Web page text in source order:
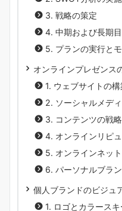
3. 戦略の策定
4. 中期および長期
5. プランの実行と
オンラインプレゼンス
1. ウェブサイトの
2. ソーシャルメデ
3. コンテンツの戦
4. オンラインリピ
5. オンラインネッ
6. パーソナルブラ
個人ブランドのビジュ
1. ロゴとカラース